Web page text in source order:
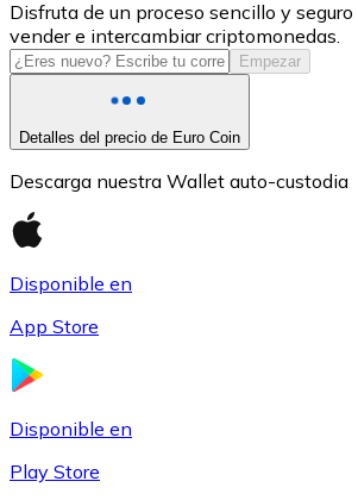
USD Coin
USDC
Disfruta de un proceso sencillo y seguro
vender e intercambiar criptomonedas.
Empezar
Detalles del precio de Euro Coin
Descarga nuestra Wallet auto-custodia
Disponible en
App Store
Disponible en
Play Store